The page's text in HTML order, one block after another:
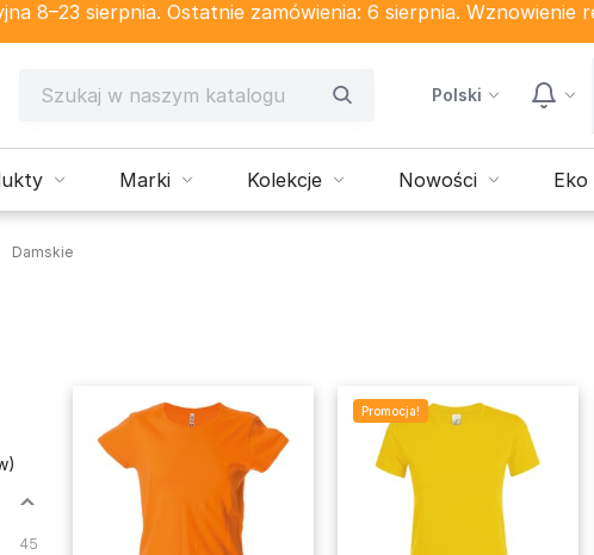
8–23 sierpnia. Ostatnie zamówienia: 6 sierpnia. Wznowienie
Polski
Marki Kolekcje Nowości Eko
Damskie
45
Promocja!